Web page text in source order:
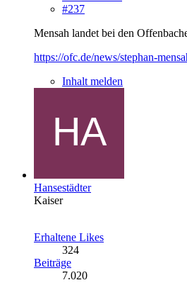
#237
Mensah landet bei den
https://ofc.de/news/stephan-
Inhalt melden
Hansestädter
Kaiser
Erhaltene Likes
324
Beiträge
7.020